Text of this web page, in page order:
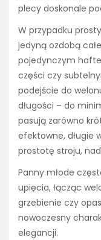
plecy doskonale
W przypadku
jedyną ozdobą
pojedynczym
części czy
podejście do
długości – do
pasują zarówno
efektowne, długie
prostotę stroju,
Panny młode
upięcia, łącząc
grzebienie czy
nowoczesny
elegancji.